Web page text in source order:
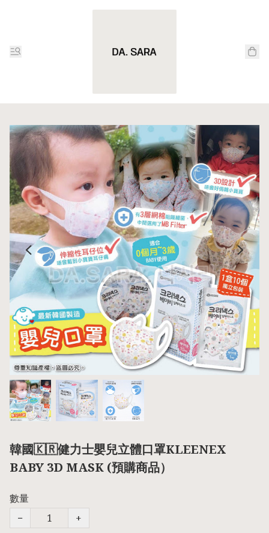
韓國🇰🇷健力士嬰兒立體口罩KLEENEX
BABY 3D MASK (預購商品）
數量
−
+